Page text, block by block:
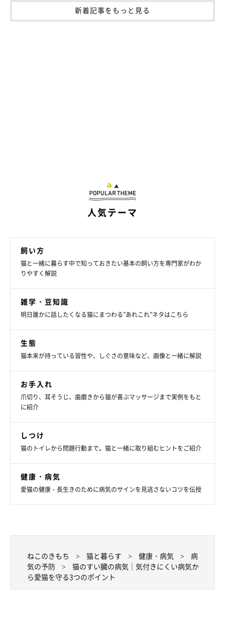
1. 定期的な健康診断
すい臓の病気は目立った症状が現れにくいので、病気が進行する
まで飼い主さんは気付きにくいでしょう。しかし、定期的に健康
診断を受けていれば、早期発見につながるケースも。
新着記事をもっと見る
人気テーマ
飼い方
猫と一緒に暮らす中で知っておきたい基本の飼い方を専門家がわか
りやすく解説
雑学・豆知識
明日誰かに話したくなる猫にまつわる”あれこれ”ネタはこちら
生態
猫本来が持っている習性や、しぐさの意味など、画像と一緒に解説
お手入れ
爪切り、耳そうじ、歯磨きから猫が喜ぶマッサージまで実例をもと
に紹介
しつけ
猫のトイレから問題行動まで。猫と一緒に取り組むヒントをご紹介
健康・病気
愛猫の健康・長生きのために病気のサインを見逃さないコツを伝授
ねこのきもち 猫と暮らす 健康・病気
病
気の予防
猫のすい臓の病気｜気付きにくい病気か
ら愛猫を守る3つのポイント